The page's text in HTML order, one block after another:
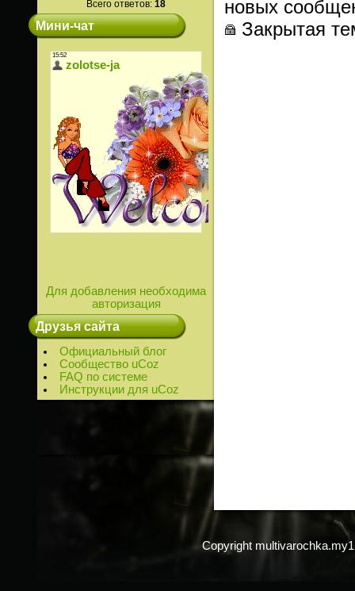
Всего ответов: 18
Мини-чат
Для добавления необходима
авторизация
Друзья сайта
Официальный блог
Сообщество uCoz
FAQ по системе
Инструкции для uCoz
новых
Закрытая
Copyright